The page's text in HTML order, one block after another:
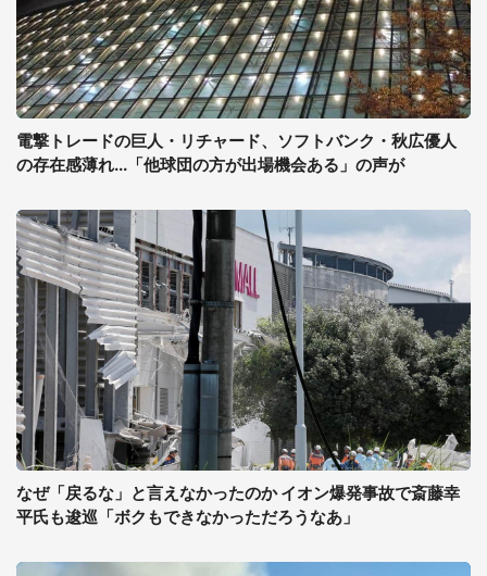
電撃トレードの巨人・リチャード、ソフトバンク・秋広優人
の存在感薄れ...「他球団の方が出場機会ある」の声が
なぜ「戻るな」と言えなかったのか イオン爆発事故で斎藤幸
平氏も逡巡「ボクもできなかっただろうなあ」